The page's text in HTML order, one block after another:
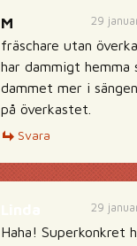
29
M
fräschare utan
har dammigt hemma
dammet mer i
på överkastet.
Svara
29
Haha! Superkonkret